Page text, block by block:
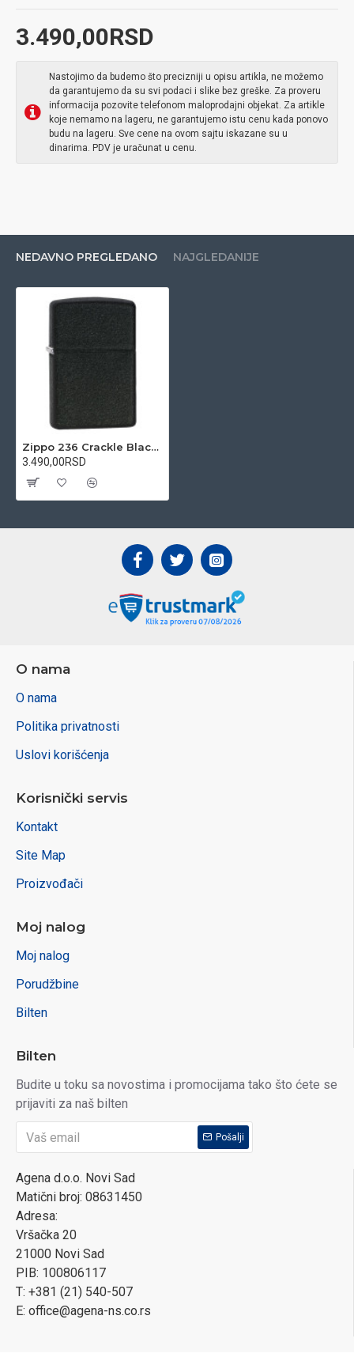
3.490,00RSD
Nastojimo da budemo što precizniji u opisu artikla, ne možemo
da garantujemo da su svi podaci i slike bez greške. Za proveru
informacija pozovite telefonom maloprodajni objekat. Za artikle
koje nemamo na lageru, ne garantujemo istu cenu kada ponovo
budu na lageru. Sve cene na ovom sajtu iskazane su u
dinarima. PDV je uračunat u cenu.
NEDAVNO PREGLEDANO NAJGLEDANIJE
Zippo 236 Crackle Black upaljač
3.490,00RSD
O nama
O nama
Politika privatnosti
Uslovi korišćenja
Korisnički servis
Kontakt
Site Map
Proizvođači
Moj nalog
Moj nalog
Porudžbine
Bilten
Bilten
Budite u toku sa novostima i promocijama tako što ćete se
prijaviti za naš bilten
Pošalji
Agena d.o.o. Novi Sad
Matični broj: 08631450
Adresa:
Vršačka 20
21000 Novi Sad
PIB: 100806117
T: +381 (21) 540-507
E: office@agena-ns.co.rs